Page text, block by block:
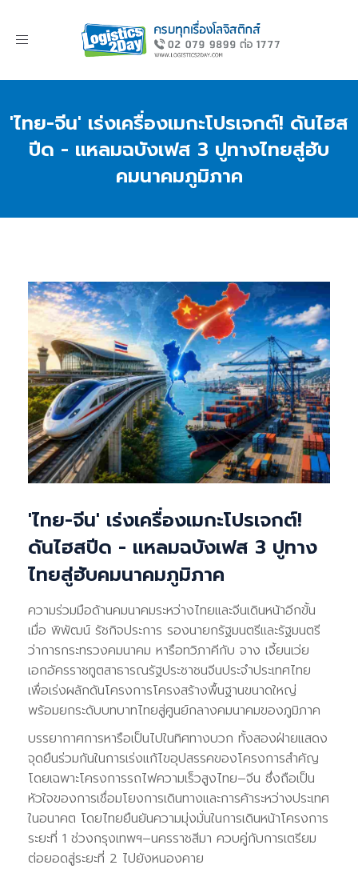
Toggle
'ไทย-จีน' เร่งเครื่องเมกะโปรเจกต์! ดันไฮส
ปีด - แหลมฉบังเฟส 3 ปูทางไทยสู่ฮับ
คมนาคมภูมิภาค
'ไทย-จีน' เร่งเครื่องเมกะโปรเจกต์!
ดันไฮสปีด - แหลมฉบังเฟส 3 ปูทาง
ไทยสู่ฮับคมนาคมภูมิภาค
ความร่วมมือด้านคมนาคมระหว่างไทยและจีนเดินหน้าอีกขั้น
เมื่อ พิพัฒน์ รัชกิจประการ รองนายกรัฐมนตรีและรัฐมนตรี
ว่าการกระทรวงคมนาคม หารือทวิภาคีกับ จาง เจี้ยนเว่ย
เอกอัครราชทูตสาธารณรัฐประชาชนจีนประจำประเทศไทย
เพื่อเร่งผลักดันโครงการโครงสร้างพื้นฐานขนาดใหญ่
พร้อมยกระดับบทบาทไทยสู่ศูนย์กลางคมนาคมของภูมิภาค
บรรยากาศการหารือเป็นไปในทิศทางบวก ทั้งสองฝ่ายแสดง
จุดยืนร่วมกันในการเร่งแก้ไขอุปสรรคของโครงการสำคัญ
โดยเฉพาะโครงการรถไฟความเร็วสูงไทย–จีน ซึ่งถือเป็น
หัวใจของการเชื่อมโยงการเดินทางและการค้าระหว่างประเทศ
ในอนาคต โดยไทยยืนยันความมุ่งมั่นในการเดินหน้าโครงการ
ระยะที่ 1 ช่วงกรุงเทพฯ–นครราชสีมา ควบคู่กับการเตรียม
ต่อยอดสู่ระยะที่ 2 ไปยังหนองคาย